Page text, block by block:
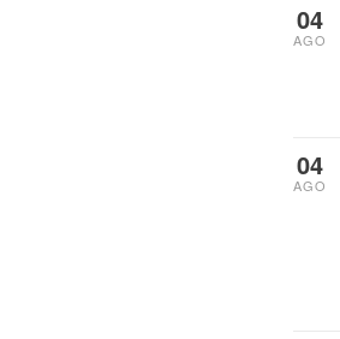
04
AGO
04
AGO